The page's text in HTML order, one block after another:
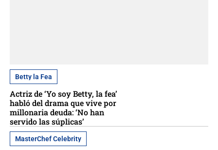
Betty la Fea
Actriz de ‘Yo soy Betty, la fea’
habló del drama que vive por
millonaria deuda: ‘No han
servido las súplicas’
MasterChef Celebrity